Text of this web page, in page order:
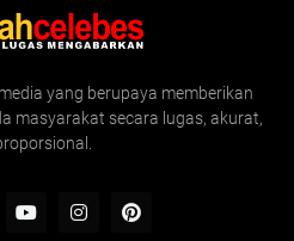
yang berupaya memberikan
masyarakat secara lugas, akurat,